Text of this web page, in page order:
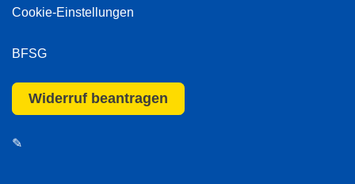
Cookie-Einstellungen
BFSG
Widerruf beantragen
✎